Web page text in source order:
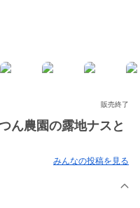
販売終了
ん農園の露地ナスと
みんなの投稿を見る